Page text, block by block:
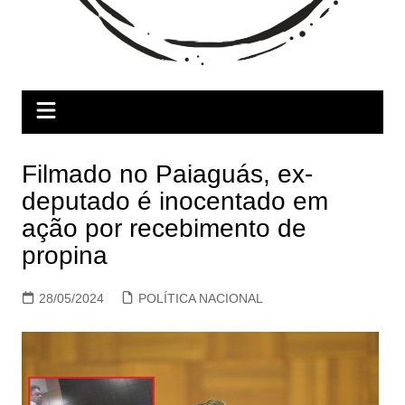
Filmado no Paiaguás, ex-
deputado é inocentado em
ação por recebimento de
propina
28/05/2024 POLÍTICA NACIONAL